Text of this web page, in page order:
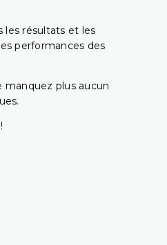
les résultats et les
performances des
plus aucun